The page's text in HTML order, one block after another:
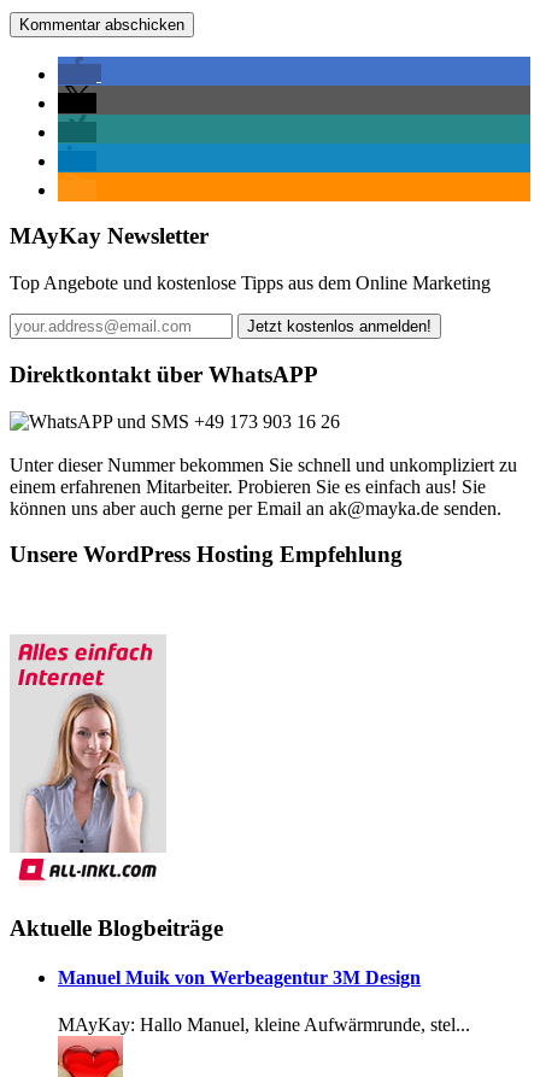
MAyKay Newsletter
Top Angebote und kostenlose Tipps aus dem Online Marketing
Direktkontakt über WhatsAPP
+49 173 903 16 26
Unter dieser Nummer bekommen Sie schnell und unkompliziert zu
einem erfahrenen Mitarbeiter. Probieren Sie es einfach aus! Sie
können uns aber auch gerne per Email an ak@mayka.de senden.
Unsere WordPress Hosting Empfehlung
Aktuelle Blogbeiträge
Manuel Muik von Werbeagentur 3M Design
MAyKay: Hallo Manuel, kleine Aufwärmrunde, stel...